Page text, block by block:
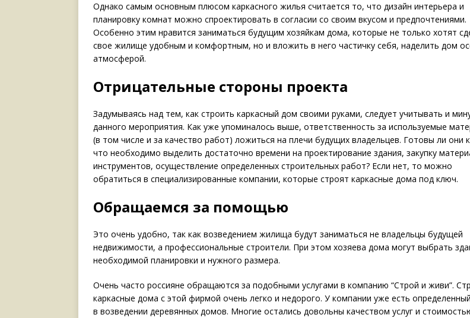
Однако самым основным плюсом каркасного жилья считается то, что дизайн интерьера и
планировку комнат можно спроектировать в согласии со своим вкусом и предпочтениями.
Особенно этим нравится заниматься будущим хозяйкам дома, которые не только хотят
свое жилище удобным и комфортным, но и вложить в него частичку себя, наделить дом
атмосферой.
Отрицательные стороны проекта
Задумываясь над тем, как строить каркасный дом своими руками, следует учитывать и
данного мероприятия. Как уже упоминалось выше, ответственность за используемые
(в том числе и за качество работ) ложиться на плечи будущих владельцев. Готовы ли они
что необходимо выделить достаточно времени на проектирование здания, закупку
инструментов, осуществление определенных строительных работ? Если нет, то можно
обратиться в специализированные компании, которые строят каркасные дома под ключ.
Обращаемся за помощью
Это очень удобно, так как возведением жилища будут заниматься не владельцы будущей
недвижимости, а профессиональные строители. При этом хозяева дома могут выбрать
необходимой планировки и нужного размера.
Очень часто россияне обращаются за подобными услугами в компанию “Строй и живи”.
каркасные дома с этой фирмой очень легко и недорого. У компании уже есть
в возведении деревянных домов. Многие остались довольны качеством услуг и